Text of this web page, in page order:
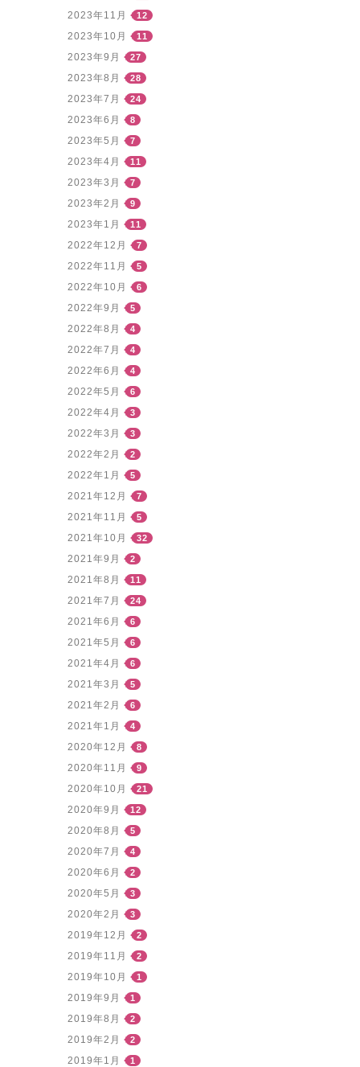
2023年11月 12
2023年10月 11
2023年9月 27
2023年8月 28
2023年7月 24
2023年6月 8
2023年5月 7
2023年4月 11
2023年3月 7
2023年2月 9
2023年1月 11
2022年12月 7
2022年11月 5
2022年10月 6
2022年9月 5
2022年8月 4
2022年7月 4
2022年6月 4
2022年5月 6
2022年4月 3
2022年3月 3
2022年2月 2
2022年1月 5
2021年12月 7
2021年11月 5
2021年10月 32
2021年9月 2
2021年8月 11
2021年7月 24
2021年6月 6
2021年5月 6
2021年4月 6
2021年3月 5
2021年2月 6
2021年1月 4
2020年12月 8
2020年11月 9
2020年10月 21
2020年9月 12
2020年8月 5
2020年7月 4
2020年6月 2
2020年5月 3
2020年2月 3
2019年12月 2
2019年11月 2
2019年10月 1
2019年9月 1
2019年8月 2
2019年2月 2
2019年1月 1